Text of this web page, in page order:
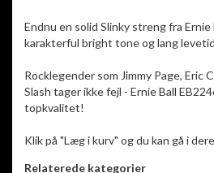
Endnu en solid Slinky streng fra
karakterful bright tone og lang
Rocklegender som Jimmy Page, Eric
Slash tager ikke fejl - Ernie Ball
topkvalitet!
Klik på "Læg i kurv" og du kan gå i
Relaterede kategorier